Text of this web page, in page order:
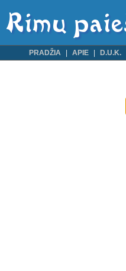
PRADŽIA APIE D.U.K.